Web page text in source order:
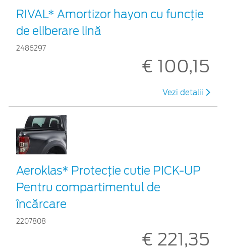
RIVAL* Amortizor hayon cu funcție
de eliberare lină
2486297
€ 100,15
Vezi detalii
Aeroklas* Protecţie cutie PICK-UP
Pentru compartimentul de
încărcare
2207808
€ 221,35